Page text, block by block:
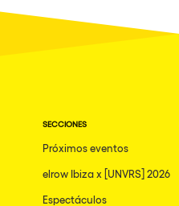
SECCIONES
Próximos eventos
elrow Ibiza x [UNVRS] 2026
Espectáculos